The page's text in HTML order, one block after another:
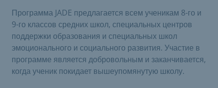
Программа JADE предлагается всем ученикам 8-го и
9-го классов средних школ, специальных центров
поддержки образования и специальных школ
эмоционального и социального развития. Участие в
программе является добровольным и заканчивается,
когда ученик покидает вышеупомянутую школу.